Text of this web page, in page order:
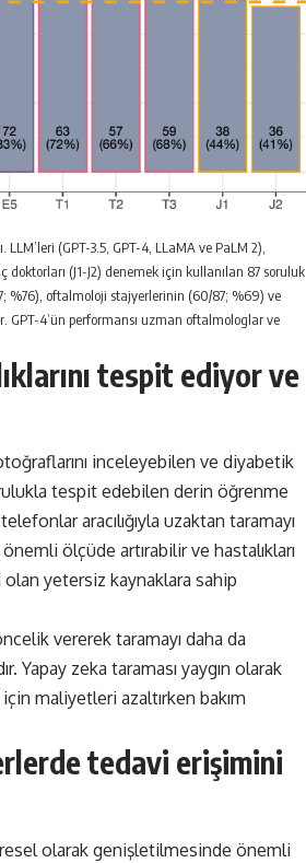
(GPT-3.5, GPT-4, LLaMA ve PaLM 2),
(J1-J2) denemek için kullanılan 87 soruluk
%76), oftalmoloji stajyerlerinin (60/87; %69) ve
GPT-4’ün performansı uzman oftalmologlar ve
tespit ediyor ve
inceleyebilen ve diyabetik
tespit edebilen derin öğrenme
aracılığıyla uzaktan taramayı
ölçüde artırabilir ve hastalıkları
olan yetersiz kaynaklara sahip
vererek taramayı daha da
Yapay zeka taraması yaygın olarak
maliyetleri azaltırken bakım
tedavi erişimini
olarak genişletilmesinde önemli